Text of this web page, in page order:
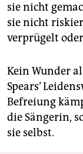
sie nicht
sie nicht
verprügelt
Kein Wunder
Spears’
Befreiung
die Sängerin,
sie selbst.